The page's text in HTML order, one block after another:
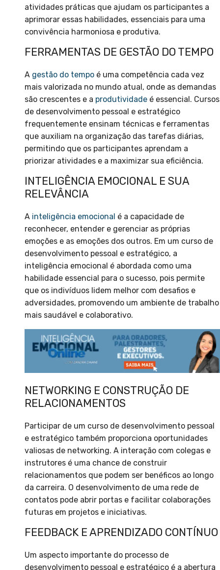
atividades práticas que ajudam os participantes a
aprimorar essas habilidades, essenciais para uma
convivência harmoniosa e produtiva.
FERRAMENTAS DE GESTÃO DO TEMPO
A gestão do tempo é uma competência cada vez
mais valorizada no mundo atual, onde as demandas
são crescentes e a produtividade é essencial. Cursos
de desenvolvimento pessoal e estratégico
frequentemente ensinam técnicas e ferramentas
que auxiliam na organização das tarefas diárias,
permitindo que os participantes aprendam a
priorizar atividades e a maximizar sua eficiência.
INTELIGÊNCIA EMOCIONAL E SUA
RELEVÂNCIA
A inteligência emocional é a capacidade de
reconhecer, entender e gerenciar as próprias
emoções e as emoções dos outros. Em um curso de
desenvolvimento pessoal e estratégico, a
inteligência emocional é abordada como uma
habilidade essencial para o sucesso, pois permite
que os indivíduos lidem melhor com desafios e
adversidades, promovendo um ambiente de trabalho
mais saudável e colaborativo.
NETWORKING E CONSTRUÇÃO DE
RELACIONAMENTOS
Participar de um curso de desenvolvimento pessoal
e estratégico também proporciona oportunidades
valiosas de networking. A interação com colegas e
instrutores é uma chance de construir
relacionamentos que podem ser benéficos ao longo
da carreira. O desenvolvimento de uma rede de
contatos pode abrir portas e facilitar colaborações
futuras em projetos e iniciativas.
FEEDBACK E APRENDIZADO CONTÍNUO
Um aspecto importante do processo de
desenvolvimento pessoal e estratégico é a abertura